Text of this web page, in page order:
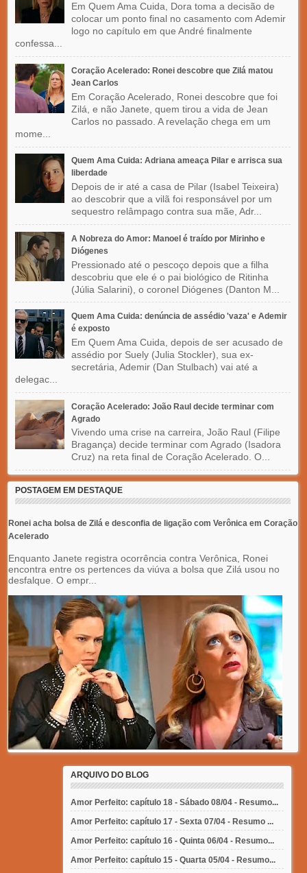
Em Quem Ama Cuida, Dora toma a decisão de
colocar um ponto final no casamento com Ademir
logo no capítulo em que André finalmente
confessa...
Coração Acelerado: Ronei descobre que Zilá matou
Jean Carlos
Em Coração Acelerado, Ronei descobre que foi
Zilá, e não Janete, quem tirou a vida de Jean
Carlos no passado. A revelação chega em um
mome...
Quem Ama Cuida: Adriana ameaça Pilar e arrisca sua
liberdade
Depois de ir até a casa de Pilar (Isabel Teixeira)
ao descobrir que a vilã foi responsável por um
sequestro relâmpago contra sua mãe, Adr...
A Nobreza do Amor: Manoel é traído por Mirinho e
Diógenes
Pressionado até o pescoço depois que a filha
descobriu que ele é o pai biológico de Ritinha
(Júlia Salarini), o coronel Diógenes (Danton M...
Quem Ama Cuida: denúncia de assédio 'vaza' e Ademir
é exposto
Em Quem Ama Cuida, depois de ser acusado de
assédio por Suely (Julia Stockler), sua ex-
secretária, Ademir (Dan Stulbach) vai até a
delegac...
Coração Acelerado: João Raul decide terminar com
Agrado
Vivendo uma crise na carreira, João Raul (Filipe
Bragança) decide terminar com Agrado (Isadora
Cruz) na reta final de Coração Acelerado. O...
POSTAGEM EM DESTAQUE
Ronei acha bolsa de Zilá e desconfia de ligação com Verônica em Coração
Acelerado
Enquanto Janete registra ocorrência contra Verônica, Ronei
encontra entre os pertences da viúva a bolsa que Zilá usou no
desfalque. O empr...
ARQUIVO DO BLOG
Amor Perfeito: capítulo 18 - Sábado 08/04 - Resumo...
Amor Perfeito: capítulo 17 - Sexta 07/04 - Resumo ...
Amor Perfeito: capítulo 16 - Quinta 06/04 - Resumo...
Amor Perfeito: capítulo 15 - Quarta 05/04 - Resumo...